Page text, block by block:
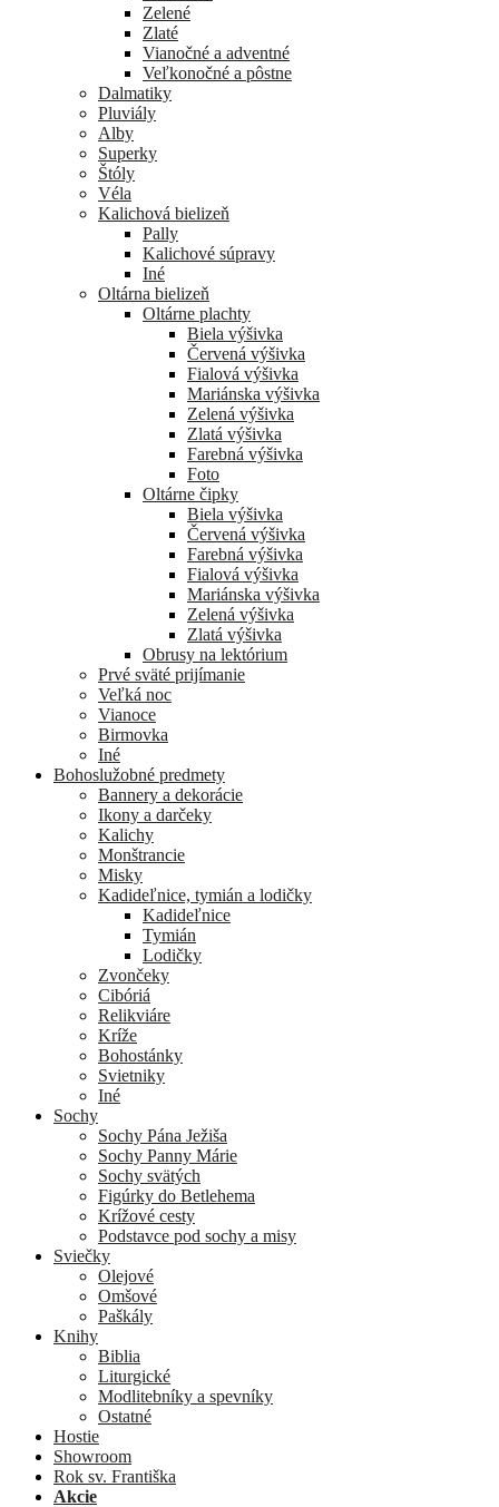
Zelené
Zlaté
Vianočné a adventné
Veľkonočné a pôstne
Dalmatiky
Pluviály
Alby
Superky
Štóly
Véla
Kalichová bielizeň
Pally
Kalichové súpravy
Iné
Oltárna bielizeň
Oltárne plachty
Biela výšivka
Červená výšivka
Fialová výšivka
Mariánska výšivka
Zelená výšivka
Zlatá výšivka
Farebná výšivka
Foto
Oltárne čipky
Biela výšivka
Červená výšivka
Farebná výšivka
Fialová výšivka
Mariánska výšivka
Zelená výšivka
Zlatá výšivka
Obrusy na lektórium
Prvé sväté prijímanie
Veľká noc
Vianoce
Birmovka
Iné
Bohoslužobné predmety
Bannery a dekorácie
Ikony a darčeky
Kalichy
Monštrancie
Misky
Kadideľnice, tymián a lodičky
Kadideľnice
Tymián
Lodičky
Zvončeky
Cibóriá
Relikviáre
Kríže
Bohostánky
Svietniky
Iné
Sochy
Sochy Pána Ježiša
Sochy Panny Márie
Sochy svätých
Figúrky do Betlehema
Krížové cesty
Podstavce pod sochy a misy
Sviečky
Olejové
Omšové
Paškály
Knihy
Biblia
Liturgické
Modlitebníky a spevníky
Ostatné
Hostie
Showroom
Rok sv. Františka
Akcie